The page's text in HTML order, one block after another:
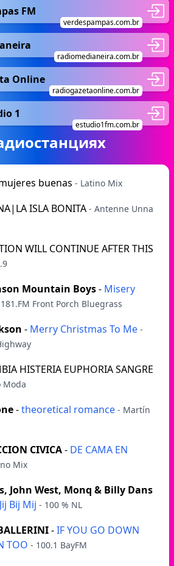
FM
verdespampas.com.br
radiomedianeira.com.br
Online
radiogazetaonline.com.br
1
estudio1fm.com.br
buenas - Latino Mix
ISLA BONITA - Antenne Unna
WILL CONTINUE AFTER THIS
Mountain Boys- Misery
Front Porch Bluegrass
- Merry Christmas To Me -
HISTERIA EUPHORIA SANGRE
Moda
-theoretical romance - Martín
CIVICA- DE CAMA EN
Mix
John West, Monq & Billy Dans
Bij Mij - 100 % NL
-IF YOU GO DOWN
TOO - 100.1 BayFM